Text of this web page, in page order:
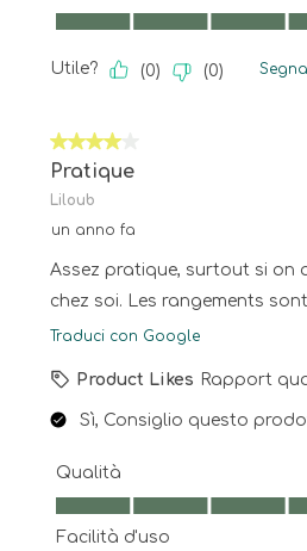
Comfort, 5.0 su 5
Utile? (0) (0)
4 su 5 stelle.
Pratique
Liloub
un anno fa
Assez pratique, surtout si on
chez soi. Les rangements
Traduci con Google
Product Likes Rapport
Sì, Consiglio questo
Qualità
Qualità, 4.0 su 5
Facilità d'uso